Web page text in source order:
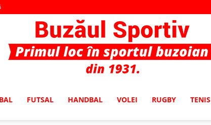
FUTSAL HANDBAL VOLEI RUGBY